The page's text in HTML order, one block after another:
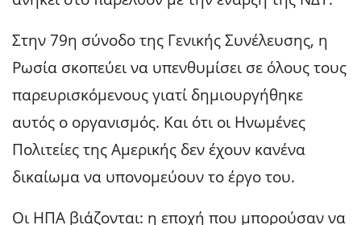
Στην 79η σύνοδο της Γενικής Συνέλευσης, η
Ρωσία σκοπεύει να υπενθυμίσει σε όλους τους
παρευρισκόμενους γιατί δημιουργήθηκε
αυτός ο οργανισμός. Και ότι οι Ηνωμένες
Πολιτείες της Αμερικής δεν έχουν κανένα
δικαίωμα να υπονομεύουν το έργο του.
Οι ΗΠΑ βιάζονται: η εποχή που μπορούσαν να